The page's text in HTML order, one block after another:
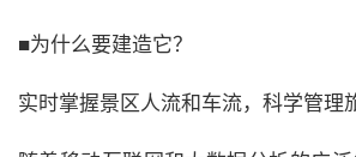
■为什么要建造它？
实时掌握景区人流和车流，科学管理